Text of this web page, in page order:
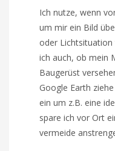
Ich nutze, wenn
um mir ein Bild
oder Lichtsituation
ich auch, ob mein
Baugerüst
Google Earth
ein um z.B. eine
spare ich vor Ort
vermeide